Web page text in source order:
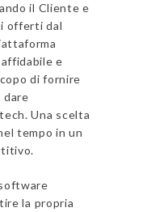
il Cliente e
offerti dal
e
di fornire
dare
Una scelta
tempo in un
la propria